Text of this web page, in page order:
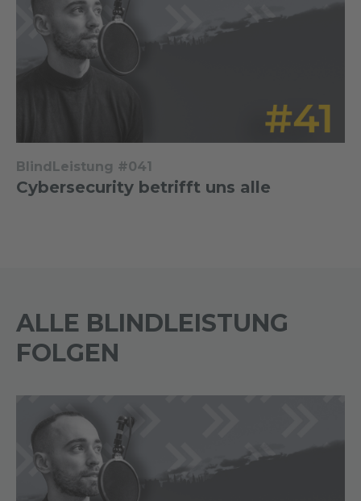
BlindLeistung #041
Cybersecurity betrifft uns alle
ALLE BLINDLEISTUNG
FOLGEN